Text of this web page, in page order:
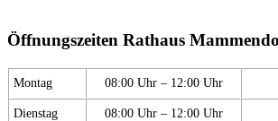
Öffnungszeiten Rathaus
Montag 08:00 Uhr – 12:00 Uhr
Dienstag 08:00 Uhr – 12:00 Uhr